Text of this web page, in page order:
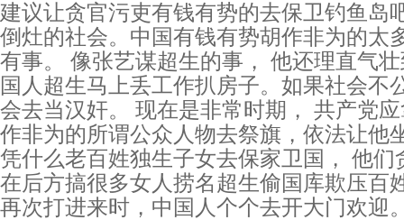
建议让贪官污吏有钱有势的去保卫钓鱼岛
倒灶的社会。中国有钱有势胡作非为的太
有事。 像张艺谋超生的事， 他还理直气
国人超生马上丢工作扒房子。如果社会不
会去当汉奸。 现在是非常时期， 共产党
作非为的所谓公众人物去祭旗，依法让他
凭什么老百姓独生子女去保家卫国， 他
在后方搞很多女人捞名超生偷国库欺压百
再次打进来时，中国人个个去开大门欢迎